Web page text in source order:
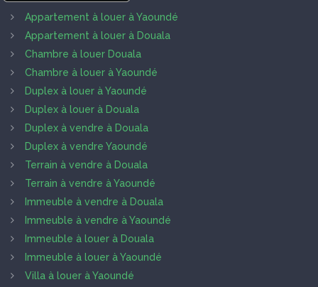
Appartement à louer à Yaoundé
Appartement à louer à Douala
Chambre à louer Douala
Chambre à louer à Yaoundé
Duplex à louer à Yaoundé
Duplex à louer à Douala
Duplex à vendre à Douala
Duplex à vendre Yaoundé
Terrain à vendre à Douala
Terrain à vendre à Yaoundé
Immeuble à vendre à Douala
Immeuble à vendre à Yaoundé
Immeuble à louer à Douala
Immeuble à louer à Yaoundé
Villa à louer à Yaoundé